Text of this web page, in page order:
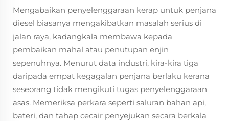
Mengabaikan penyelenggaraan kerap untuk penjana
diesel biasanya mengakibatkan masalah serius di
jalan raya, kadangkala membawa kepada
pembaikan mahal atau penutupan enjin
sepenuhnya. Menurut data industri, kira-kira tiga
daripada empat kegagalan penjana berlaku kerana
seseorang tidak mengikuti tugas penyelenggaraan
asas. Memeriksa perkara seperti saluran bahan api,
bateri, dan tahap cecair penyejukan secara berkala